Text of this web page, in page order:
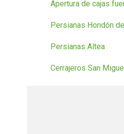
Apertura de cajas
Persianas Hondón
Persianas Altea
Cerrajeros San